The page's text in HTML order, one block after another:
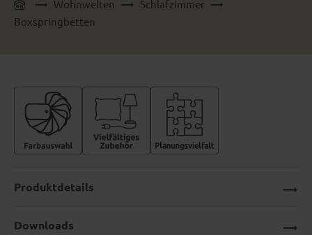
Wohnwelten
Schlafzimmer
Boxspringbetten
Produktdetails
Downloads